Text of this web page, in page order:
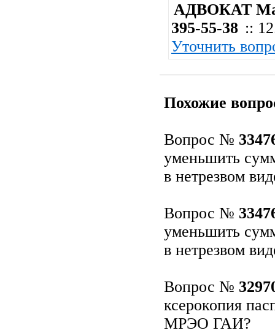
АДВОКАТ
395-55-38 ::
Уточнить
Похожие
Вопрос №
уменьшить
в нетрезвом
Вопрос №
уменьшить
в нетрезвом
Вопрос №
ксерокопия
МРЭО ГАИ?